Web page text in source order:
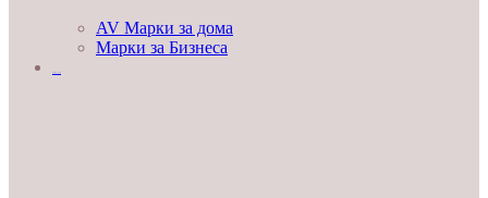
AV Марки за дома
Марки за Бизнеса